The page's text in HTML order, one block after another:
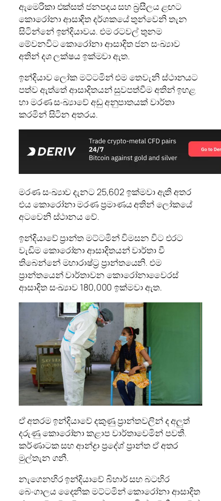
ඇමෙරිකා එක්සත් ජනපදය සහ බ්‍රසීලය ළඟට
කොරෝනා ආසාදිත දර්ශකයේ තුන්වෙනි තැන
සිටින්නේ ඉන්දියාවය. එම රටවල් තුනම
මේවනවිට කොරෝනා ආසාදිත ජන සංඛ්‍යාව
අතින් දශ ලක්ෂය ඉක්මවා ඇත.
ඉන්දියාව ලෝක මට්ටමින් එම තෙවැනි ස්ථානයට
පත්ව ඇත්තේ ආසාදිතයන් සුවපත්වීම අතින් ඉහළ
හා මරණ සංඛ්‍යාවේ අඩු අනුපාතයක් වාර්තා
කරමින් සිටින අතරය.
මරණ සංඛ්‍යාව දැනට 25,602 ඉක්මවා ඇති අතර
එය කොරෝනා මරණ ප්‍රමාණය අතින් ලෝකයේ
අටවෙනි ස්ථානය වේ.
ඉන්දියාවේ ප්‍රාන්ත මට්ටමින් විමසන විට එරට
වැඩිම කොරෝනා ආසාදිතයන් වාර්තා වී
තිබෙන්නේ මහාරාෂ්ට්‍ර ප්‍රාන්තයෙනි. එම
ප්‍රාන්තයෙන් වාර්තාවන කොරෝනාවෛරස්
ආසාදිත සංඛ්‍යාව 180,000 ඉක්මවා ඇත.
ඒ අතරම ඉන්දියාවේ දකුණු ප්‍රාන්තවලින් ද අලුත්
දරුණු කොරෝනා කළාප වාර්තාවෙමින් පවතී.
කර්ණාටක සහ ආන්ද්‍රා ප්‍රදේශ් ප්‍රාන්ත ඒ අතර
මුල්තැන ගනී.
නැගෙනහිර ඉන්දියාවේ බිහාර් සහ බටහිර
බෙංගාලය දෛනික මට්ටමින් කොරෝනා ආසාදිත